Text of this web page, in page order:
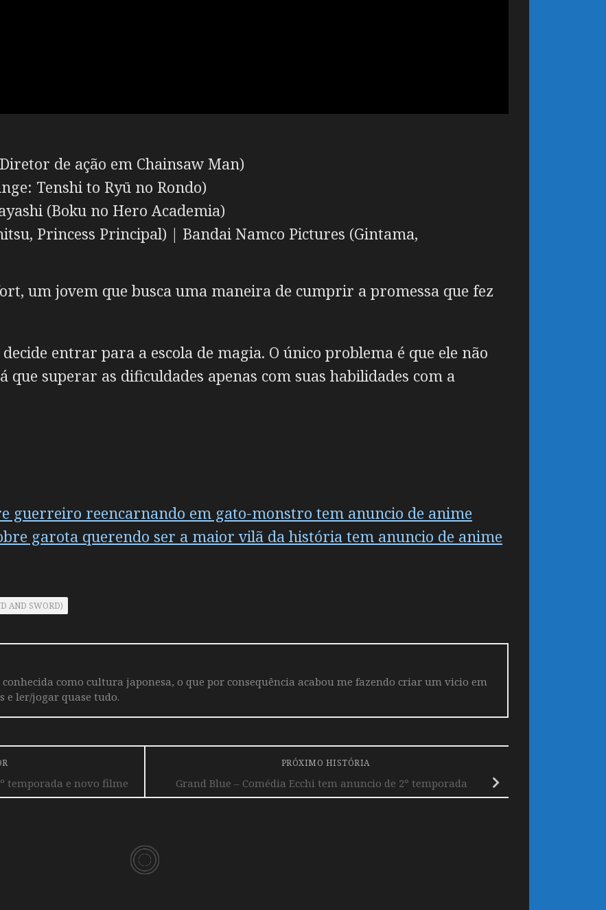
de ação em Chainsaw Man)
Tenshi to Ryū no Rondo)
(Boku no Hero Academia)
Princess Principal) | Bandai Namco Pictures (Gintama,
um jovem que busca uma maneira de cumprir a promessa que fez
entrar para a escola de magia. O único problema é que ele não
superar as dificuldades apenas com suas habilidades com a
guerreiro reencarnando em gato-monstro tem anuncio de anime
garota querendo ser a maior vilã da história tem anuncio de anime
AND SWORD)
conhecida como cultura japonesa, o que por consequência acabou me fazendo criar um vicio em
e ler/jogar quase tudo.
PRÓXIMO HISTÓRIA
Grand Blue – Comédia Ecchi tem anuncio de 2º temporada
temporada e novo filme